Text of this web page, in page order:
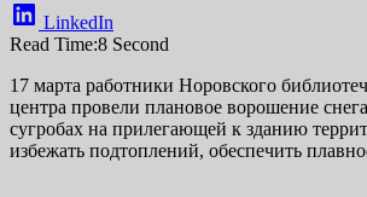
LinkedIn
Read Time:8 Second
17 марта работники Норовского
центра провели плановое ворошение
сугробах на прилегающей к зданию
избежать подтоплений, обеспечить